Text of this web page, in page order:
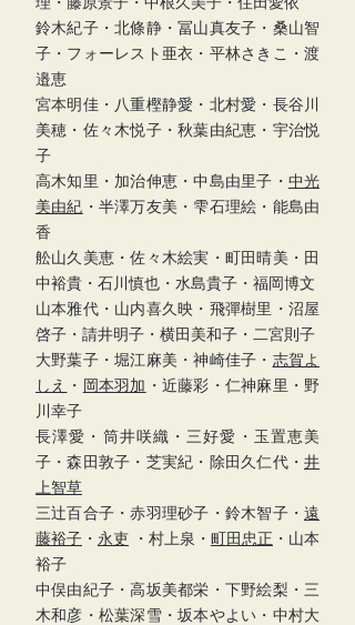
鈴木紀子・北條静・冨山真友子・桑山智
子・フォーレスト亜衣・平林さきこ・渡
邉恵
宮本明佳・八重樫静愛・北村愛・長谷川
美穂・佐々木悦子・秋葉由紀恵・宇治悦
子
高木知里・加治伸恵・中島由里子・ 中光
美由紀 ・半澤万友美・雫石理絵・能島由
香
舩山久美恵・佐々木絵実・町田晴美・田
中裕貴・石川慎也・水島貴子・福岡博文
山本雅代・山内喜久映・飛彈樹里・沼屋
啓子・請井明子・横田美和子・二宮則子
大野葉子・堀江麻美・神崎佳子・ 志賀よ
しえ
・ 岡本羽加 ・ 近藤彩・仁神麻里・野
川幸子
長澤愛・筒井咲織・三好愛・玉置恵美
子・森田敦子・芝実紀・除田久仁代・ 井
上智草
三辻百合子・赤羽理砂子・鈴木智子・ 遠
藤裕子 ・ 永吏 ・村上泉・ 町田忠正 ・山本
裕子
中俣由紀子・高坂美都栄・下野絵梨・三
木和彦・松葉深雪・坂本やよい・中村大